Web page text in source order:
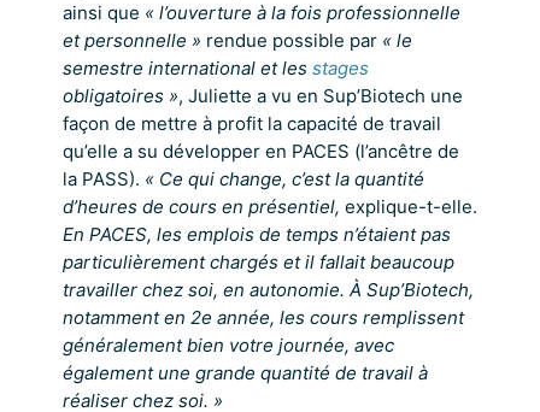
ainsi que « l’ouverture à la fois professionnelle
et personnelle » rendue possible par « le
semestre international et les stages
obligatoires », Juliette a vu en Sup’Biotech une
façon de mettre à profit la capacité de travail
qu’elle a su développer en PACES (l’ancêtre de
la PASS). « Ce qui change, c’est la quantité
d’heures de cours en présentiel, explique-t-elle.
En PACES, les emplois de temps n’étaient pas
particulièrement chargés et il fallait beaucoup
travailler chez soi, en autonomie. À Sup’Biotech,
notamment en 2e année, les cours remplissent
généralement bien votre journée, avec
également une grande quantité de travail à
réaliser chez soi. »